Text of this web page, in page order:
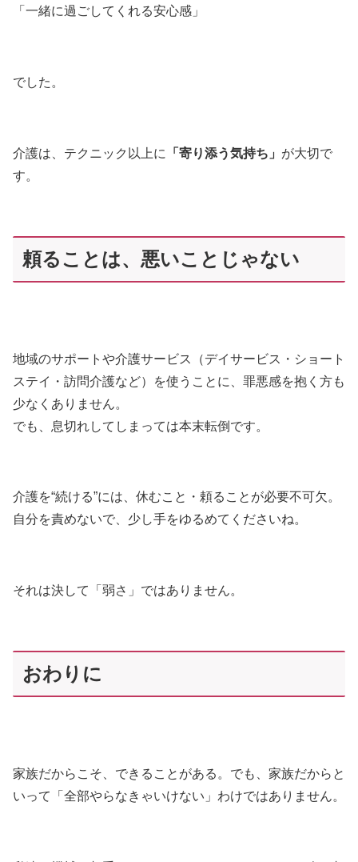
「一緒に過ごしてくれる安心感」
でした。
介護は、テクニック以上に 「寄り添う気持ち」 が大切で
す。
頼ることは、悪いことじゃない
地域のサポートや介護サービス（デイサービス・ショート
ステイ・訪問介護など）を使うことに、罪悪感を抱く方も
少なくありません。
でも、息切れしてしまっては本末転倒です。
介護を“続ける”には、休むこと・頼ることが必要不可欠。
自分を責めないで、少し手をゆるめてくださいね。
それは決して「弱さ」ではありません。
おわりに
家族だからこそ、できることがある。でも、家族だからと
いって「全部やらなきゃいけない」わけではありません。